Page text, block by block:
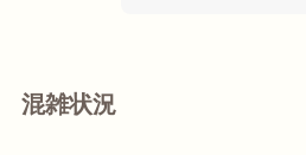
混雑状況